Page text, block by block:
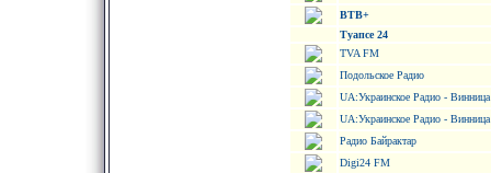
ВТВ+
Туапсе 24
TVA FM
Подольское Радио
UA:Украинское Радио - Винница
UA:Украинское Радио - Винница
Радио Байрактар
Digi24 FM